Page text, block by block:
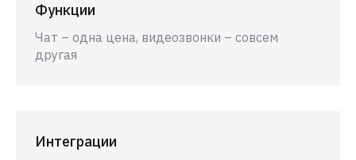
Функции
Чат – одна цена, видеозвонки – совсем
другая
Интеграции